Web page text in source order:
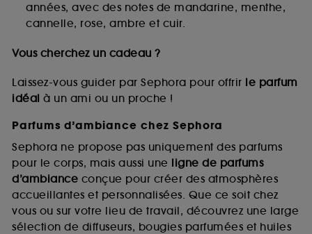
années, avec des notes de mandarine, menthe,
cannelle, rose, ambre et cuir.
Vous cherchez un cadeau ?
Laissez-vous guider par Sephora pour offrir le parfum
idéal à un ami ou un proche !
Parfums d’ambiance chez Sephora
Sephora ne propose pas uniquement des parfums
pour le corps, mais aussi une ligne de parfums
d’ambiance conçue pour créer des atmosphères
accueillantes et personnalisées. Que ce soit chez
vous ou sur votre lieu de travail, découvrez une large
sélection de diffuseurs, bougies parfumées et huiles